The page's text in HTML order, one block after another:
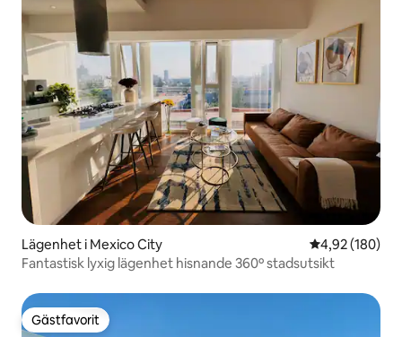
Lägenhet i Mexico City 4,92 av 5 i
4,92 (180)
Fantastisk lyxig lägenhet hisnande 360º stadsutsikt
Gästfavorit
Gästfavorit